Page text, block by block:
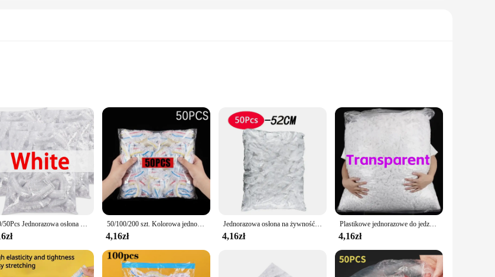
exceptional heat conductivity, ensuring that your baked goods are cooked evenly and consistently. The robust material
and bakeries. Its durability ensures that it can withstand the high temperatures of the oven, maintaining its integrity and
foil is designed to cater to all your culinary needs. The sleek, professional appearance of the foil makes it an excellent
and clean. Available in sets, it offers convenience and efficiency for those who require a large quantity of foil for their baking
to purchase in bulk, ensuring that you always have the right amount of foil on hand.
of baking scenarios. Use it to create perfectly browned roasts, bake crispy cookies, or even line your baking dishes for easy
to various sizes and shapes ensures that you have the right foil for every baking task. Whether you're a professional chef or a
promising quality and performance in every use.
500/50Pcs Jednorazowa osłona na żywność Owocowa osłona na żywność Elastyczna plastikowa czepek prysznicowy Torba do przechowywania żywności Organizer kuchenny Folia spożywcza 50/100/200 szt. Kolorowa jednorazowa osłona na żywność owoce klasy spożywczej utrzymująca świeżość plastikowa torba przezroczysta plastikowa torba kolorowa folia spożywcza
4,16zł
Jednorazowa osłona na żywność Saran Wrap Food Grade Fruit Vegetable Storage Bag Elastyczna plastikowa torba Kuchenna torba do przechowywania świeżych produktów
4,16zł
Plastikowe jednorazowe do jedzenia zakryte przechowywanie torby kuchenne kolorowe elastyczna opaska osłony na żywność utrzymująca świeżość płyty nylonowe worek do pakowania
4,16zł